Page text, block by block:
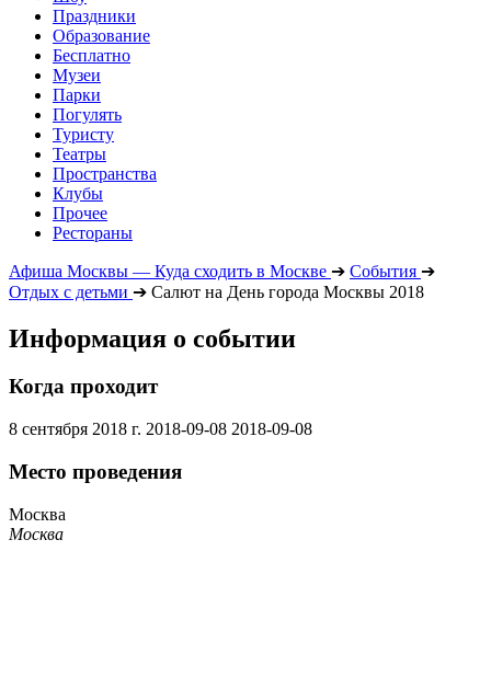
Праздники
Образование
Бесплатно
Музеи
Парки
Погулять
Туристу
Театры
Пространства
Клубы
Прочее
Рестораны
Афиша Москвы — Куда сходить в Москве ➔ События ➔
Отдых с детьми ➔ Салют на День города Москвы 2018
Информация о событии
Когда проходит
8 сентября 2018 г. 2018-09-08 2018-09-08
Место проведения
Москва
Москва